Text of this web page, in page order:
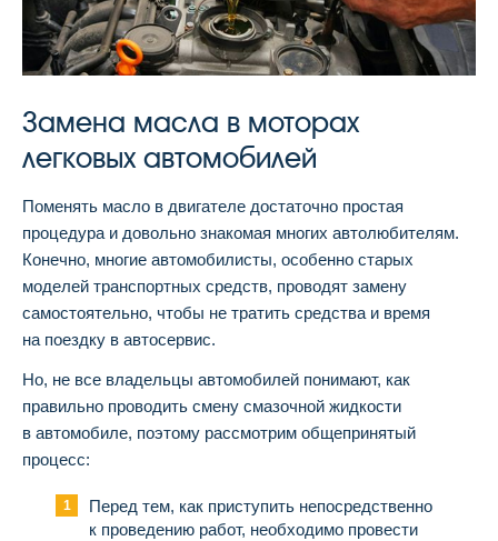
Замена масла в моторах
легковых автомобилей
Поменять масло в двигателе достаточно простая
процедура и довольно знакомая многих автолюбителям.
Конечно, многие автомобилисты, особенно старых
моделей транспортных средств, проводят замену
самостоятельно, чтобы не тратить средства и время
на поездку в автосервис.
Но, не все владельцы автомобилей понимают, как
правильно проводить смену смазочной жидкости
в автомобиле, поэтому рассмотрим общепринятый
процесс:
Перед тем, как приступить непосредственно
к проведению работ, необходимо провести